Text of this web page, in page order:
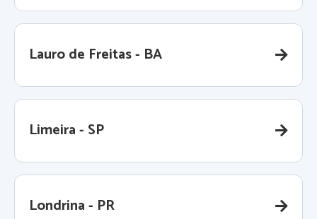
Lauro de Freitas - BA
Limeira - SP
Londrina - PR